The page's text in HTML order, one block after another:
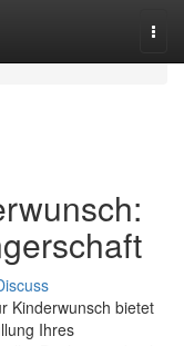
Kinderwunsch bietet
Ihres